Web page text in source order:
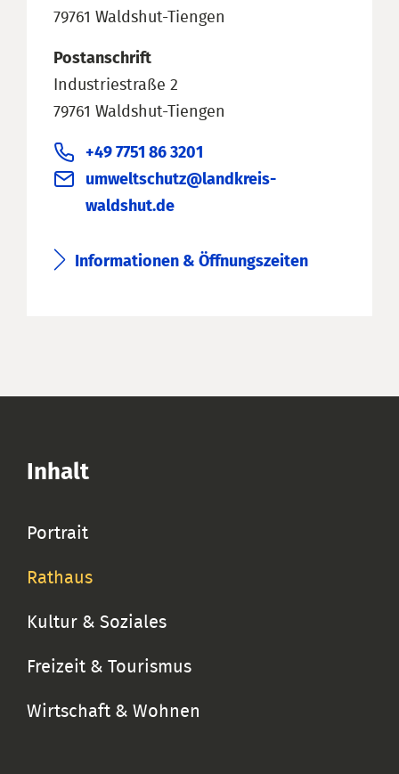
79761 Waldshut-Tiengen
Postanschrift
Industriestraße 2
79761 Waldshut-Tiengen
+49 7751 86 3201
umweltschutz@landkreis-
waldshut.de
Informationen & Öffnungszeiten
Inhalt
Portrait
Rathaus
Kultur & Soziales
Freizeit & Tourismus
Wirtschaft & Wohnen